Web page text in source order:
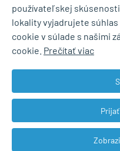
Súhlasím so spracovaním
Zásady ochrany osobných
Web
používateľskej
lokality vyjadrujete
cookie v súlade s našimi
cookie. Prečítať viac